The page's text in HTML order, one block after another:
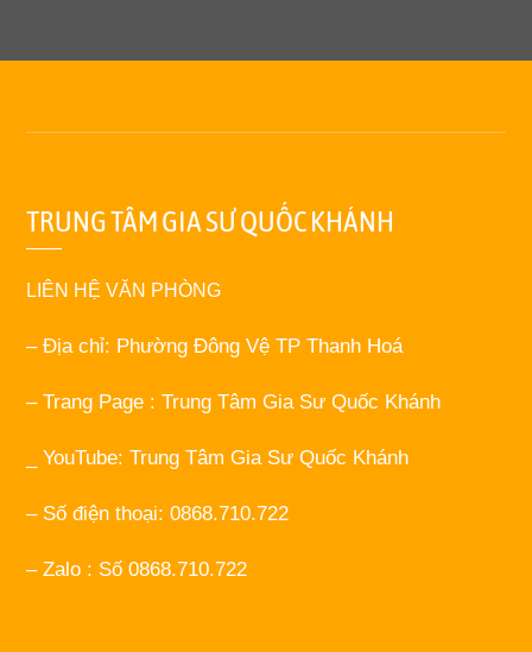
TRUNG TÂM GIA SƯ QUỐC KHÁNH
LIÊN HỆ VĂN PHÒNG
– Địa chỉ: Phường Đông Vệ TP Thanh Hoá
– Trang Page : Trung Tâm Gia Sư Quốc Khánh
_ YouTube: Trung Tâm Gia Sư Quốc Khánh
– Số điện thoại: 0868.710.722
– Zalo : Số 0868.710.722